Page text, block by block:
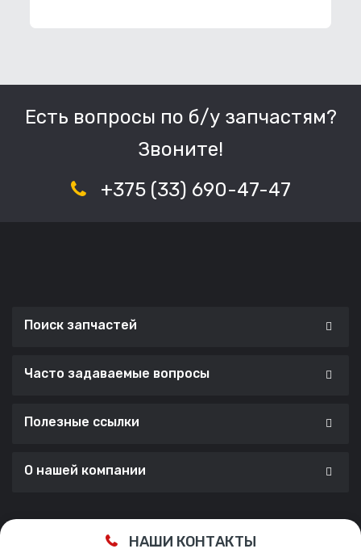
Есть вопросы по б/у запчастям?
Звоните!
+375 (33) 690-47-47
Поиск запчастей
Часто задаваемые вопросы
Полезные ссылки
О нашей компании
Сделано с ❤️ вCherry Lab Agency
НАШИ КОНТАКТЫ